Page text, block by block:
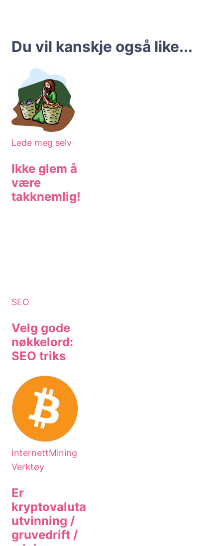
Du vil kanskje også like...
Lede meg selv
Ikke glem å
være
takknemlig!
SEO triks
InternettMining
Verktøy
kryptovaluta
utvinning /
mining
lønnsomt i
2018?